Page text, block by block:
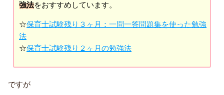
強法をおすすめしています。
☆保育士試験残り３ヶ月：一問一答問題集を使った勉強
法
☆保育士試験残り２ヶ月の勉強法
ですが